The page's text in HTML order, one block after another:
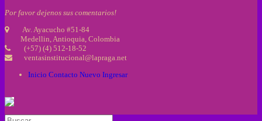
Por favor dejenos sus comentarios!
Av. Ayacucho #51-84
Medellin, Antioquia, Colombia
(+57) (4) 512-18-52
ventasinstitucional@lapraga.net
Inicio Contacto Nuevo Ingresar